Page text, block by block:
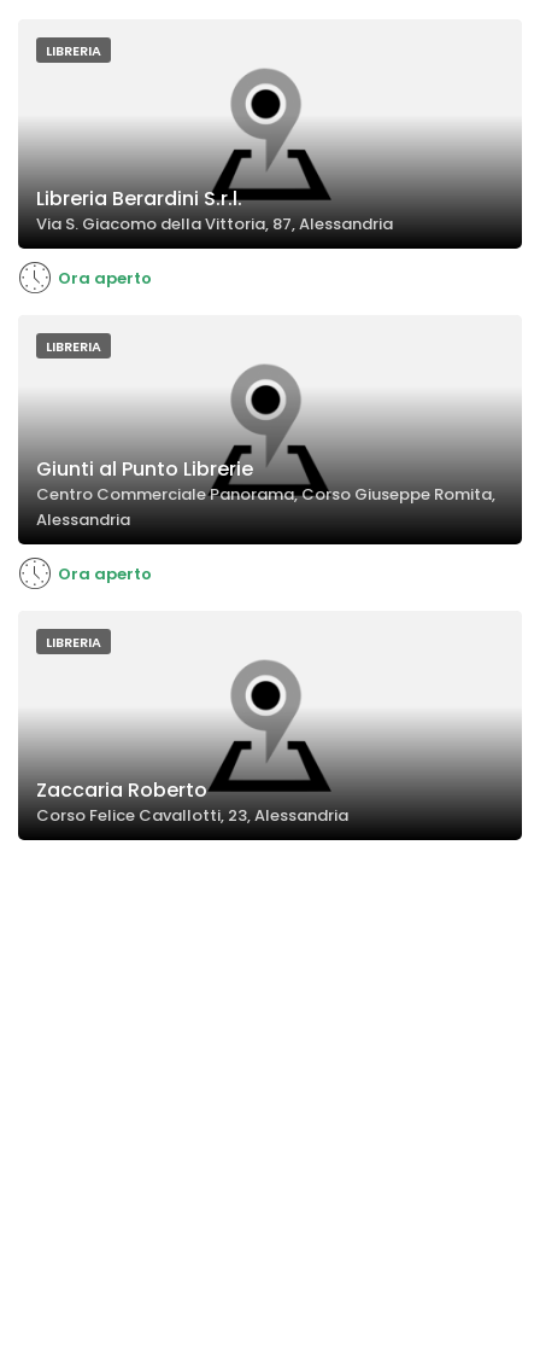
LIBRERIA
Libreria Berardini S.r.l.
Via S. Giacomo della Vittoria, 87, Alessandria
Ora aperto
LIBRERIA
Giunti al Punto Librerie
Centro Commerciale Panorama, Corso Giuseppe Romita,
Alessandria
Ora aperto
LIBRERIA
Zaccaria Roberto
Corso Felice Cavallotti, 23, Alessandria